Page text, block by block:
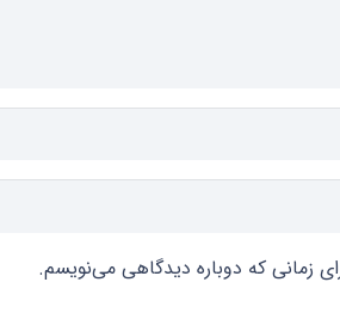
زمانی که دوباره دیدگاهی می‌نویسم.